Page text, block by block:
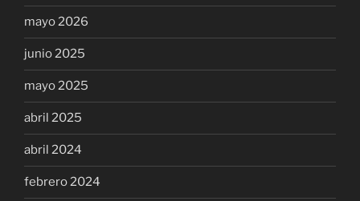
mayo 2026
junio 2025
mayo 2025
abril 2025
abril 2024
febrero 2024